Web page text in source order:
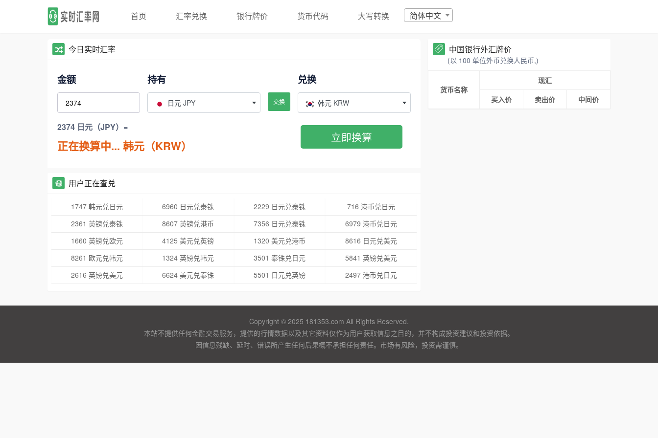
首页 汇率兑换 银行牌价 货币代码 大写转换 简体中文
今日实时汇率
金额 持有
日元 JPY 交换
兑换
韩元 KRW
2374 日元（JPY）=
正在换算中... 韩元（KRW）
立即换算
用户正在查兑
1747 韩元兑日元 6960 日元兑泰铢 2229 日元兑泰铢
716 港币兑日元
2361 英镑兑泰铢
8607 英镑兑港币 7356 日元兑泰铢
6979 港币兑日元
1660 英镑兑欧元
4125 美元兑英镑 1320 美元兑港币
8616 日元兑美元
8261 欧元兑韩元
1324 英镑兑韩元 3501 泰铢兑日元
5841 英镑兑美元
2616 英镑兑美元
6624 美元兑泰铢 5501 日元兑英镑 2497 港币兑日元
中国银行外汇牌价
(以 100 单位外币兑换人民币,)
货币名称
现汇
买入价
卖出价 中间价
Copyright © 2025 181353.com All Rights Reserved.
本站不提供任何金融交易服务，提供的行情数据以及其它资料仅作为用户获取信息之目的，并不构成投资建议和投资依据。
因信息残缺、延时、错误所产生任何后果概不承担任何责任。市场有风险，投资需谨慎。